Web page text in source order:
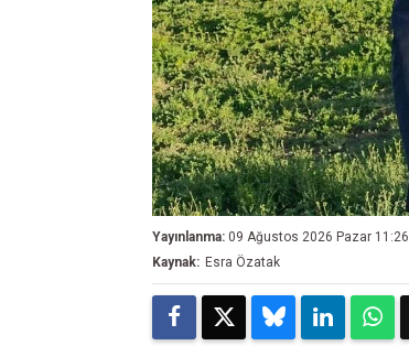
Yayınlanma: 09 Ağustos 2026 Pazar 11:26
Kaynak: Esra Özatak